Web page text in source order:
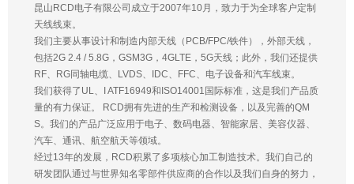
昆山RCD电子有限公司成立于2007年10月，致力于为全球客户定制
天线线束。
我们主要从事设计和制造内部天线（PCB/FPC/铁件），外部天线，
包括2G 2.4 / 5.8G，GSM3G，4GLTE，5G天线；此外，我们还提供
RF、RG同轴电缆、LVDS、IDC、FFC、电子设备和汽车线束。
我们获得了UL、I ATF16949和ISO14001国际标准，这是我们产品质
量的有力保证。 RCD拥有先进的生产和检测设备，以及完善的QM
S。我们的产品广泛应用于电子、数码电器、智能家居、美容仪器、
汽车、通讯、航空航天等领域。
经过13年的发展，RCD积累了多项核心加工制造技术。我们自己的
研发团队通过与世界知名零部件供应商的合作以及我们自身的努力，